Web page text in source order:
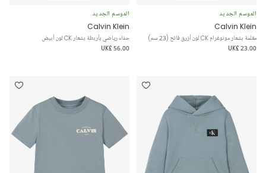
الموسم الجديد
Calvin Klein
مقلمة بشعار مونوغرام CK لون أزرق فاتح (23 سم)
UK£ 23.00
الموسم الجديد
Calvin Klein
حذاء رياضي بأربطة بشعار CK لون أبيض
UK£ 56.00